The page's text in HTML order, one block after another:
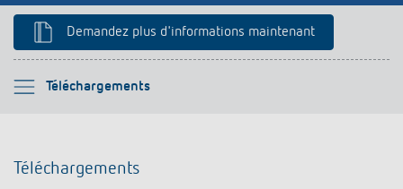
Références
Application de Theben
Demandez plus d'informations maintenant
Téléchargements
Veuillez sélectionner
Produits similaires
Téléchargements